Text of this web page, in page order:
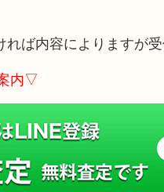
ば内容によりますが
内▽